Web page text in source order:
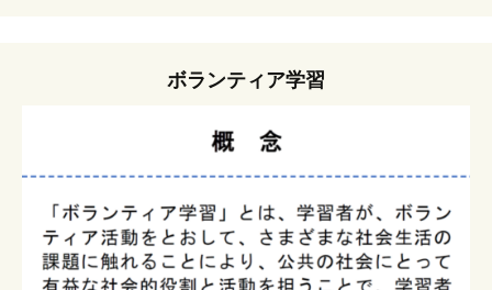
ボランティア学習